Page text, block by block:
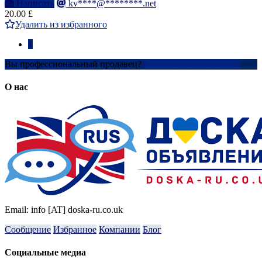
Написать
kv****@********.net
20.00 £
Удалить из избранного
Вы профессиональный продавец?
О нас
Email: info [AT] doska-ru.co.uk
Сообщение Избранное Компании Блог
Социальные медиа